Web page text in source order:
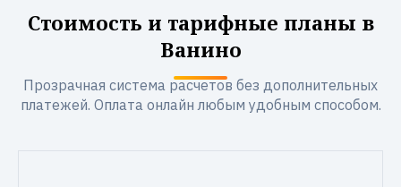
Стоимость и тарифные планы в
Ванино
Прозрачная система расчетов без дополнительных
платежей. Оплата онлайн любым удобным способом.